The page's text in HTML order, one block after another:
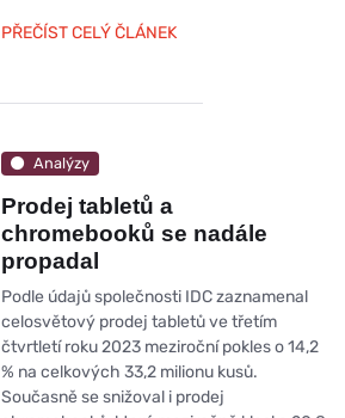
PŘEČÍST CELÝ ČLÁNEK
Analýzy
Prodej tabletů a
chromebooků se nadále
propadal
Podle údajů společnosti IDC zaznamenal
celosvětový prodej tabletů ve třetím
čtvrtletí roku 2023 meziroční pokles o 14,2
% na celkových 33,2 milionu kusů.
Současně se snižoval i prodej